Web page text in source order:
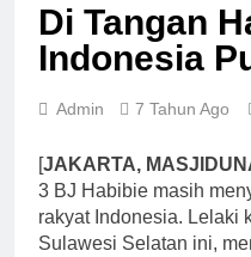
Di Tangan
Indonesia
Admin 7 Tahun Ago
[JAKARTA,
3 BJ Habibie masih
rakyat Indonesia. Lelaki
Sulawesi Selatan ini,